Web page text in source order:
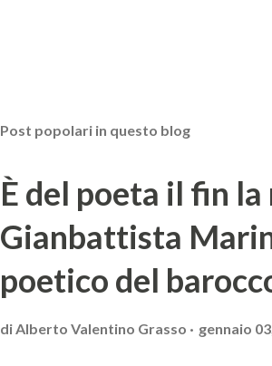
Post popolari in questo blog
È del poeta il fin
Gianbattista
poetico del
diAlberto Valentino Grasso gennaio